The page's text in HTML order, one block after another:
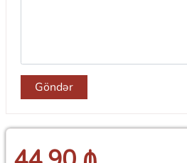
Göndər